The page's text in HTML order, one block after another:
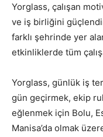
Yorglass, çalışan
ve iş birliğini
farklı şehrinde yer
etkinliklerde tüm
Yorglass, günlük iş
gün geçirmek, ekip
eğlenmek için Bolu,
Manisa’da olmak